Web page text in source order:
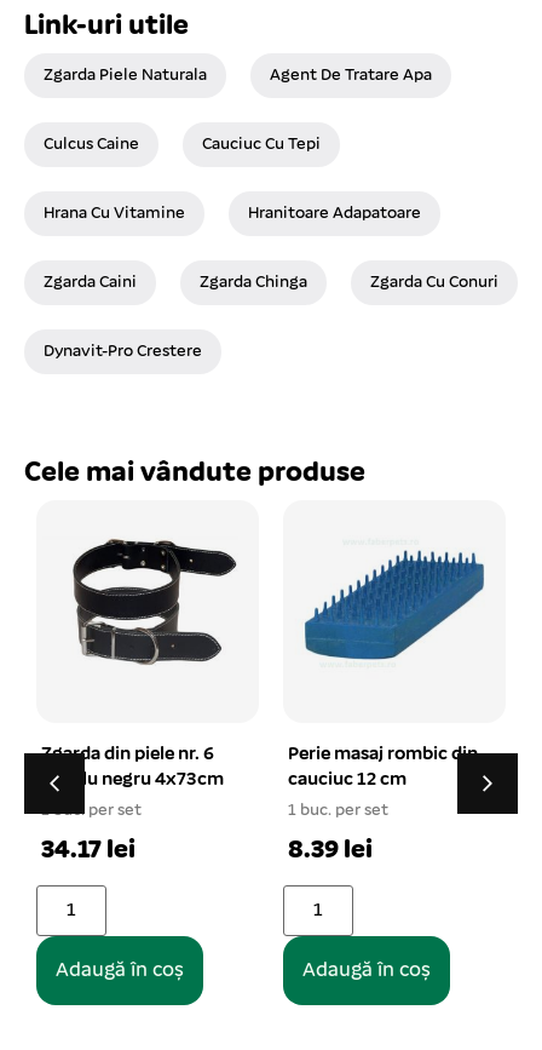
Link-uri utile
Zgarda Piele Naturala Agent De Tratare Apa
Culcus Caine Cauciuc Cu Tepi
Hrana Cu Vitamine Hranitoare Adapatoare
Zgarda Caini Zgarda Chinga Zgarda Cu Conuri
Dynavit-Pro Crestere
Cele mai vândute produse
nr. 6
Perie masaj rombic din
cauciuc 12 cm
1 buc. per set
8.39 lei
Adaugă în coș
Castron dublu
cu cauciuc
antiderapant 2×0.6 l
1 buc. per set
Adaugă în coș